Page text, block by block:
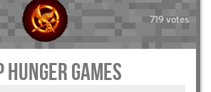
719 votes
Hunger Games